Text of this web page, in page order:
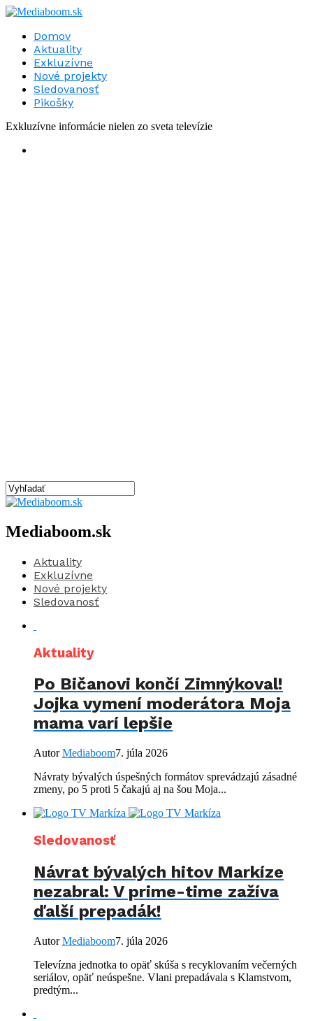
Domov
Aktuality
Exkluzívne
Nové projekty
Sledovanosť
Pikošky
Exkluzívne informácie nielen zo sveta televízie
Mediaboom.sk
Aktuality
Exkluzívne
Nové projekty
Sledovanosť
Aktuality
Po Bičanovi končí Zimnýkoval!
Jojka vymení moderátora Moja
mama varí lepšie
AutorMediaboom7. júla 2026
Návraty bývalých úspešných formátov sprevádzajú zásadné
zmeny, po 5 proti 5 čakajú aj na šou Moja...
Sledovanosť
Návrat bývalých hitov Markíze
nezabral: V prime-time zažíva
ďalší prepadák!
AutorMediaboom7. júla 2026
Televízna jednotka to opäť skúša s recyklovaním večerných
seriálov, opäť neúspešne. Vlani prepadávala s Klamstvom,
predtým...